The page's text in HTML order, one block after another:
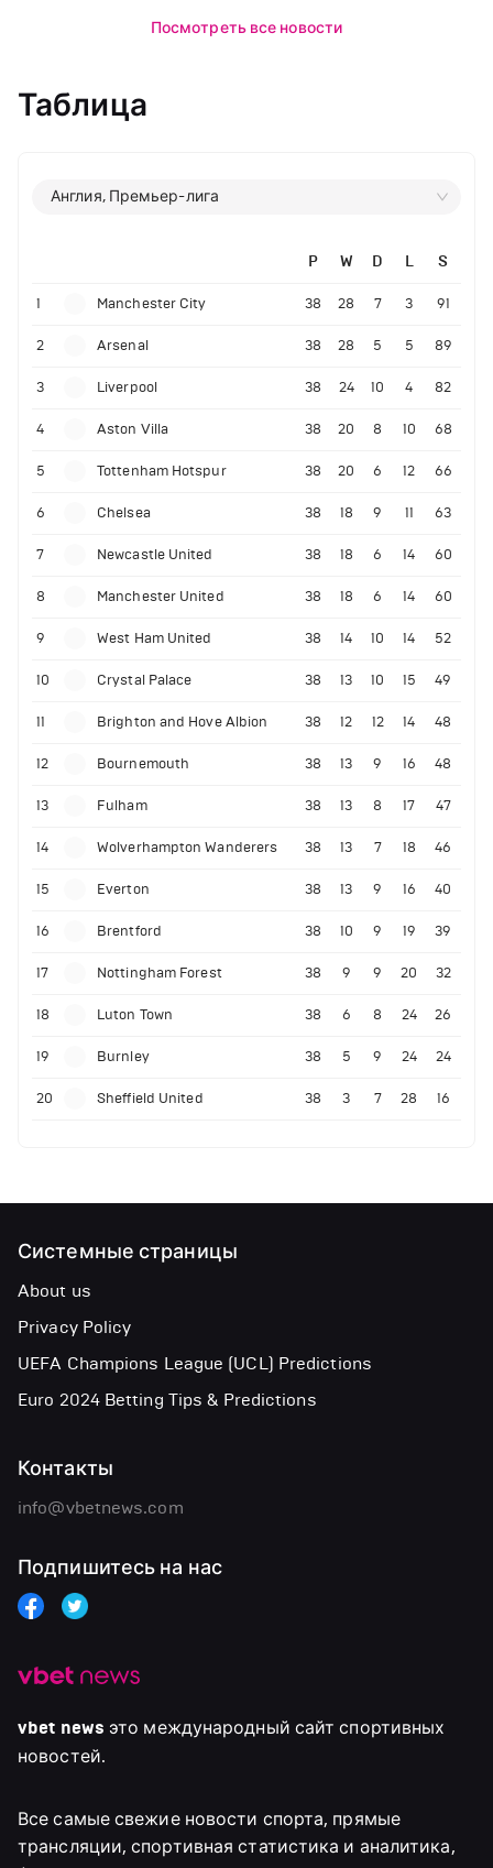
Посмотреть все новости
Таблица
Англия, Премьер-лига
P W D L S
1 Manchester City 38 28 7 3 91
2 Arsenal 38 28 5 5 89
3 Liverpool 38 24 10 4 82
4 Aston Villa 38 20 8 10 68
5 Tottenham Hotspur 38 20 6 12 66
6 Chelsea 38 18 9 11 63
7 Newcastle United 38 18 6 14 60
8 Manchester United 38 18 6 14 60
9 West Ham United 38 14 10 14 52
10 Crystal Palace 38 13 10 15 49
11 Brighton and Hove Albion 38 12 12 14 48
12 Bournemouth 38 13 9 16 48
13 Fulham 38 13 8 17 47
14 Wolverhampton Wanderers 38 13 7 18 46
15 Everton 38 13 9 16 40
16 Brentford 38 10 9 19 39
17 Nottingham Forest 38 9 9 20 32
18 Luton Town 38 6 8 24 26
19 Burnley 38 5 9 24 24
20 Sheffield United 38 3 7 28 16
vbet news это международный сайт спортивных
новостей.
Все самые свежие новости спорта, прямые
трансляции, спортивная статистика и аналитика,
Системные страницы
About us
Privacy Policy
UEFA Champions League (UCL) Predictions
Euro 2024 Betting Tips & Predictions
Контакты
info@vbetnews.com
Подпишитесь на нас